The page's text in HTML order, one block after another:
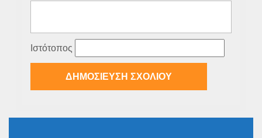
Ιστότοπος